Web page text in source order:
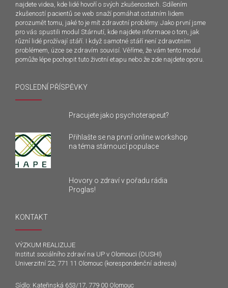
najdete videa, kde lidé hovoří o svých zkušenostech. Sdílením
zkušeností pacientů se web snaží pomáhat ostatním lidem
porozumět tomu, jaké to je mít zdravotní problémy. Jako první jsme
pro vás spustili modul Stárnutí, kde najdete informace o tom, jak
různí lidé prožívají stáří. I když samotné stáří není zdravotním
problémem, úzce se zdravím souvisí. Věříme, že vám tento modul
pomůže lépe pochopit tuto životní etapu nebo že zde najdete oporu.
POSLEDNÍ PŘÍSPĚVKY
Pracujete jako psychoterapeut?
Přihlašte se na první online workshop
na téma stárnoucí populace
Hovory o zdraví v pořadu rádia
Proglas!
KONTAKT
VÝZKUM REALIZUJE
Institut sociálního zdraví na UP v Olomouci (OUSHI)
Univerzitní 22, 771 11 Olomouc (korespondenční adresa)
Sídlo: Kateřinská 653/17, 779 00 Olomouc